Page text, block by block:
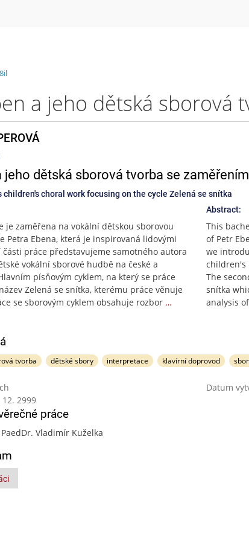
jeho dětská sborová tvorba se
children's choral work focusing on the cycle Zelená se snítka
je zaměřena na vokální dětskou sborovou
Petra Ebena, která je inspirovaná lidovými
práce představujeme samotného autora
vokální sborové hudbě na české a
písňovým cyklem, na který se práce
Zelená se snítka, kterému práce věnuje
se sborovým cyklem obsahuje rozbor …
Abstract:
This
of Petr
we
children's
The
snítka
analysis
tvorba dětské sbory interpretace klavírní doprovod
Datum
2999
práce
Vladimír Kuželka